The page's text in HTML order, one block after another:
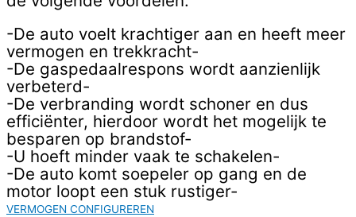
-De auto voelt krachtiger aan en heeft meer
vermogen en trekkracht-
-De gaspedaalrespons wordt aanzienlijk
verbeterd-
-De verbranding wordt schoner en dus
efficiënter, hierdoor wordt het mogelijk te
besparen op brandstof-
-U hoeft minder vaak te schakelen-
-De auto komt soepeler op gang en de
motor loopt een stuk rustiger-
VERMOGEN CONFIGUREREN